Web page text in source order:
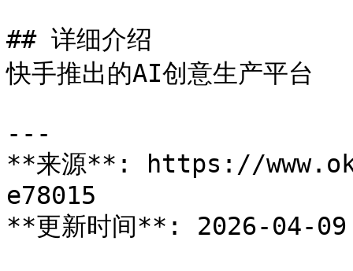
## 详细介绍
快手推出的AI创意生产平台
---
**来源**: https://
e78015
**更新时间**: 2026-04-